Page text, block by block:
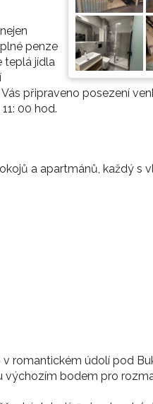
penze
teplá jídla
připraveno posezení
00 hod.
a apartmánů, každý s
romantickém údolí pod
výchozím bodem pro